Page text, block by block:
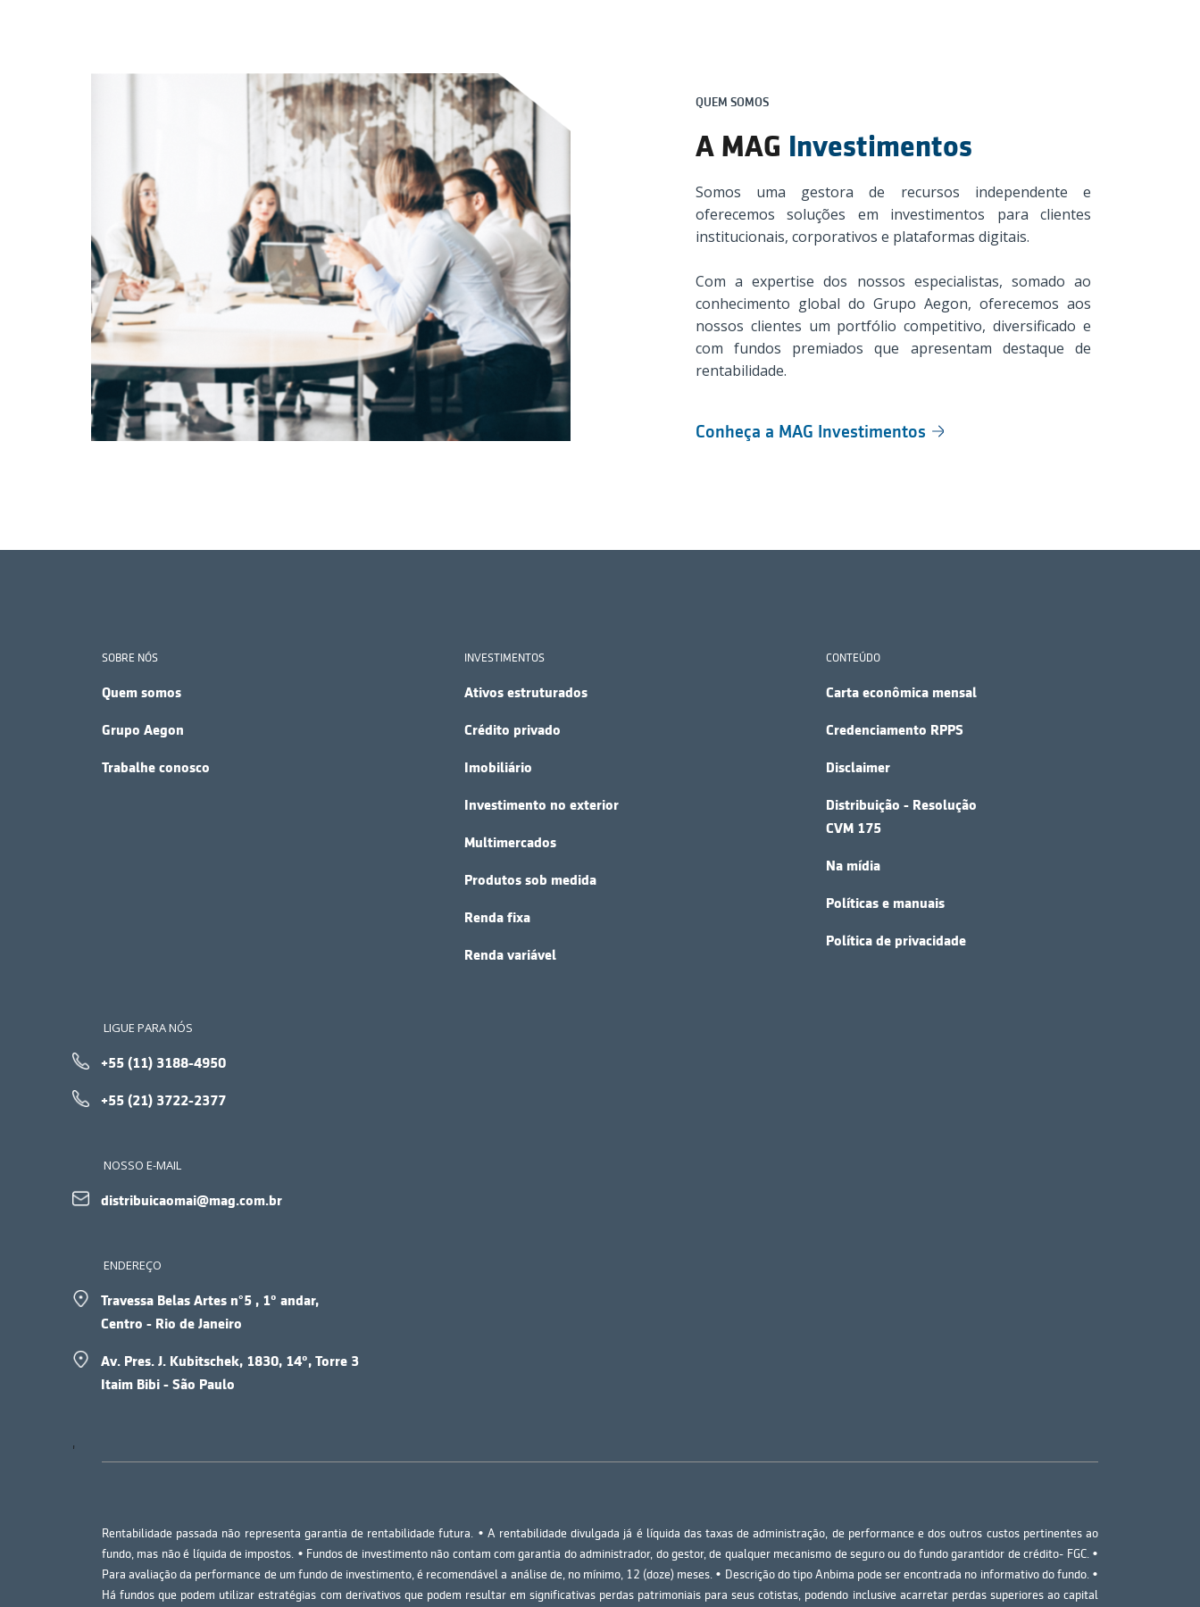
QUEM SOMOS
A MAG Investimentos
Somos uma gestora de recursos independente e
oferecemos soluções em investimentos para clientes
institucionais, corporativos e plataformas digitais.
Com a expertise dos nossos especialistas, somado ao
conhecimento global do Grupo Aegon, oferecemos aos
nossos clientes um portfólio competitivo, diversificado e
com fundos premiados que apresentam destaque de
rentabilidade.
Conheça a MAG Investimentos
SOBRE NÓS
Quem somos
Grupo Aegon
Trabalhe conosco
INVESTIMENTOS
Ativos estruturados
Crédito privado
Imobiliário
Investimento no exterior
Multimercados
Produtos sob medida
Renda fixa
Renda variável
CONTEÚDO
Carta econômica mensal
Credenciamento RPPS
Disclaimer
Distribuição - Resolução
CVM 175
Na mídia
Políticas e manuais
Política de privacidade
LIGUE PARA NÓS
+55 (11) 3188-4950
+55 (21) 3722-2377
NOSSO E-MAIL
distribuicaomai@mag.com.br
ENDEREÇO
Travessa Belas Artes n°5 , 1º andar,
Centro - Rio de Janeiro
Av. Pres. J. Kubitschek, 1830, 14º, Torre 3
Itaim Bibi - São Paulo
'
Rentabilidade passada não representa garantia de rentabilidade futura. • A rentabilidade divulgada já é líquida das taxas de administração, de performance e dos outros custos pertinentes ao
fundo, mas não é líquida de impostos. • Fundos de investimento não contam com garantia do administrador, do gestor, de qualquer mecanismo de seguro ou do fundo garantidor de crédito- FGC. •
Para avaliação da performance de um fundo de investimento, é recomendável a análise de, no mínimo, 12 (doze) meses. • Descrição do tipo Anbima pode ser encontrada no informativo do fundo. •
Há fundos que podem utilizar estratégias com derivativos que podem resultar em significativas perdas patrimoniais para seus cotistas, podendo inclusive acarretar perdas superiores ao capital